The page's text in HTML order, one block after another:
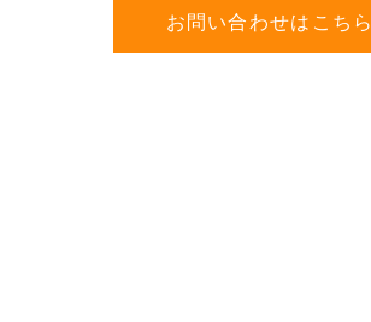
お問い合わせはこちら